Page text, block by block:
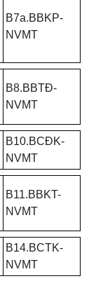
B7a.BBKP-
NVMT
B8.BBTĐ-
NVMT
B10.BCĐK-
NVMT
B11.BBKT-
NVMT
B14.BCTK-
NVMT